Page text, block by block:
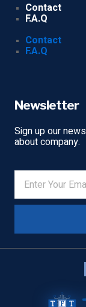
Contact
F.A.Q
Contact
F.A.Q
Newsletter
Sign up our
about company.